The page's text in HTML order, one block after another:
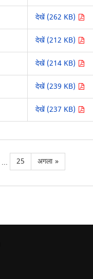
देखें (262 KB)
देखें (212 KB)
देखें (214 KB)
देखें (239 KB)
देखें (237 KB)
... 25 अगला »